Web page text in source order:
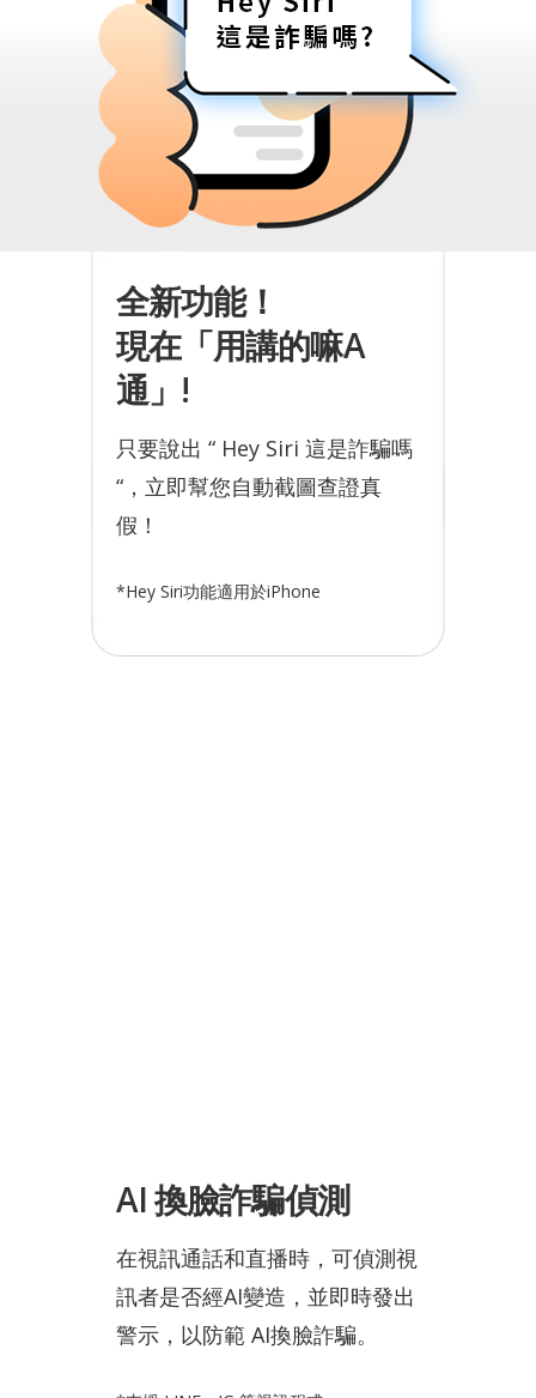
全新功能！
現在「用講的嘛A
通」!
只要說出 “ Hey Siri 這是詐騙嗎
“，立即幫您自動截圖查證真
假！
*Hey Siri功能適用於iPhone
AI換臉詐騙偵測
在視訊通話和直播時，可偵測視
訊者是否經AI變造，並即時發出
警示，以防範 AI換臉詐騙。